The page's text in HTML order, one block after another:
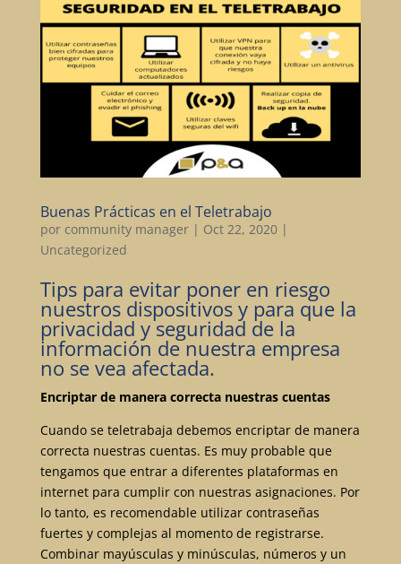
Buenas Prácticas en el Teletrabajo
por community manager| Oct 22, 2020|
Uncategorized
Tips para evitar poner en riesgo
nuestros dispositivos y para que la
privacidad y seguridad de la
información de nuestra empresa
no se vea afectada.
Encriptar de manera correcta nuestras cuentas
Cuando se teletrabaja debemos encriptar de manera
correcta nuestras cuentas. Es muy probable que
tengamos que entrar a diferentes plataformas en
internet para cumplir con nuestras asignaciones. Por
lo tanto, es recomendable utilizar contraseñas
fuertes y complejas al momento de registrarse.
Combinar mayúsculas y minúsculas, números y un